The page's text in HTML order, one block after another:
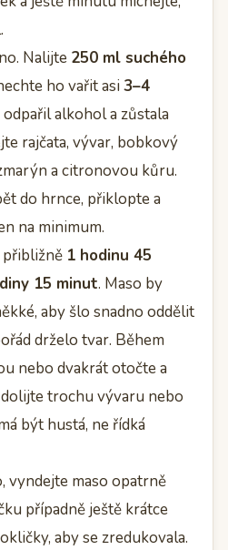
Nalijte 250 ml suchého
ho vařit asi3–4
odpařil alkohol a zůstala
rajčata, vývar, bobkový
a citronovou kůru.
do hrnce, přiklopte a
na minimum.
1 hodinu 45
15 minut. Maso by
aby šlo snadno oddělit
drželo tvar. Během
nebo dvakrát otočte a
trochu vývaru nebo
být hustá, ne řídká
vyndejte maso opatrně
případně ještě krátce
aby se zredukovala.